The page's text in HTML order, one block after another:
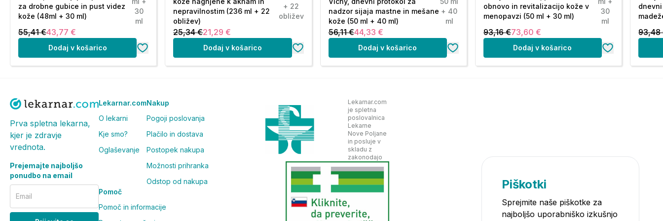
Sestavine (INCI):
AVENE THERMAL SPRING WATER (AVENE AQUA). C12-15 ALKYL BENZOATE. DIETHYLAMINO
HYDROXYBENZOYL HEXYL BENZOATE. OCTYLDODECANOL. ETHYLHEXYL TRIAZONE. ORYZA
SATIVA (RICE) STARCH (ORYZA SATIVA STARCH). WATER (AQUA). PHENYLENE BIS-
DIPHENYLTRIAZINE. GLYCERIN. BIS-ETHYLHEXYLOXYPHENOL METHOXYPHENYL TRIAZINE.
POTASSIUM CETYL PHOSPHATE. SILYBUM MARIANUM FRUIT EXTRACT. GLYCERYL STEARATE.
GLYCERYL DIBEHENATE. PPG-1-PEG-9 LAURYL GLYCOL ETHER. RED 33 (CI 17200). TOCOPHERYL
GLUCOSIDE. TRIBEHENIN. XANTHAN GUM.
za drobne gubice in pust videz
kože (48ml + 30 ml)
30
ml
55,41 €43,77 €
Dodaj v košarico
nepravilnostim (236 ml + 22
obližev)
+ 22
obližev
25,34 €21,29 €
Dodaj v košarico
nadzor sijaja mastne in mešane
kože (50 ml + 40 ml)
+ 40
ml
56,11 €44,33 €
Dodaj v košarico
obnovo in revitalizacijo kože v
menopavzi (50 ml + 30 ml)
30
ml
93,16 €73,60 €
Dodaj v košarico
93,48
Prva spletna lekarna,
kjer je zdravje
vrednota.
Prejemajte najboljšo
ponudbo na email
Email
Lekarnar.com
O lekarni
Kje smo?
Oglaševanje
Nakup
Pogoji poslovanja
Plačilo in dostava
Postopek nakupa
Možnosti prihranka
Odstop od nakupa
Pomoč
Pomoč in informacije
Lekarnar.com
je spletna
poslovalnica
Lekarne
Nove Poljane
in posluje v
skladu z
zakonodajo
Piškotki
Sprejmite naše piškotke za
najboljšo uporabniško izkušnjo